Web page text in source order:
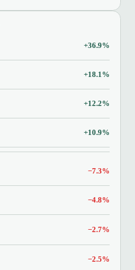
+36.9%
+18.1%
+12.2%
+10.9%
−7.3%
−4.8%
−2.7%
−2.5%